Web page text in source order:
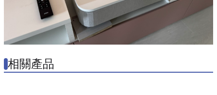
相關產品